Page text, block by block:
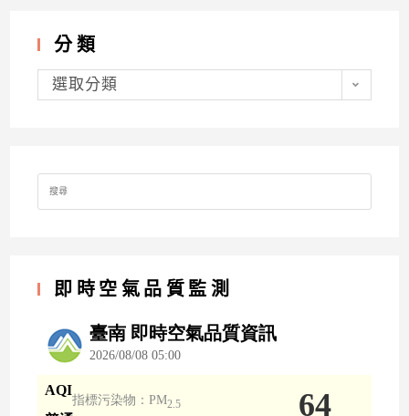
分類
分
類選取分類
Search
for:
即時空氣品質監測